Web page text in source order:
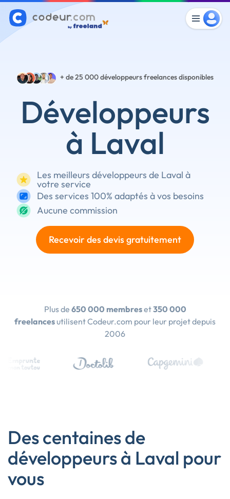
+ de 25 000développeurs freelances disponibles
Développeurs
à Laval
Les meilleurs développeurs de Laval à
votre service
Des services 100% adaptés à vos besoins
Aucune commission
Recevoir des devis gratuitement
Plus de 650 000 membreset350 000
freelances utilisent Codeur.com pour leur projet depuis
2006
Des centaines de
développeurs à Laval pour
vous